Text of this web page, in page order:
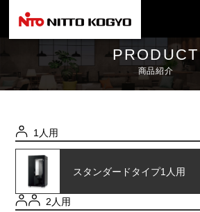
PRODUCT
商品紹介
1人用
スタンダードタイプ1人用
2人用